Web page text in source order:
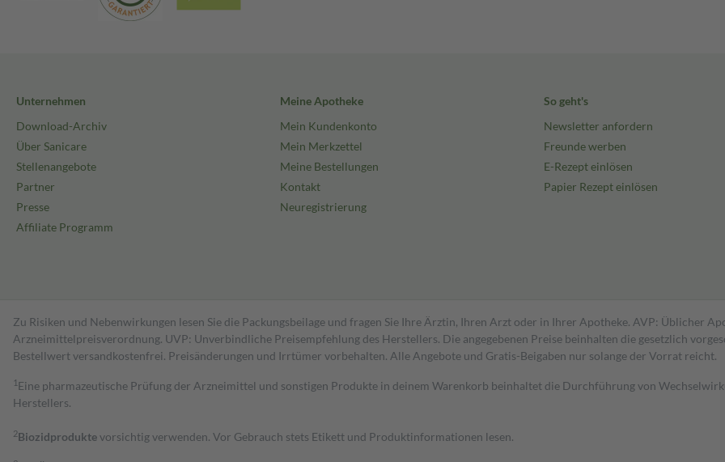
Unternehmen
Download-Archiv
Über Sanicare
Stellenangebote
Partner
Presse
Affiliate Programm
Meine Apotheke
Mein Kundenkonto
Mein Merkzettel
Meine Bestellungen
Kontakt
Neuregistrierung
So geht's
Newsletter anfordern
Freunde werben
E-Rezept einlösen
Papier Rezept einlösen
Zu Risiken und Nebenwirkungen lesen Sie die Packungsbeilage und fragen Sie Ihre Ärztin, Ihren Arzt oder in Ihrer Apotheke. AVP: Üblicher
Arzneimittelpreisverordnung. UVP: Unverbindliche Preisempfehlung des Herstellers. Die angegebenen Preise beinhalten die gesetzlich
Bestell­wert versand­kosten­frei. Preisänderungen und Irrtümer vorbehalten. Alle Angebote und Gratis-Beigaben nur solange der Vorrat reicht.
1 Eine pharmazeutische Prüfung der Arzneimittel und sonstigen Produkte in deinem Warenkorb beinhaltet die Durchführung von
Herstellers.
2Biozidproduktevorsichtig verwenden. Vor Gebrauch stets Etikett und Produktinformationen lesen.